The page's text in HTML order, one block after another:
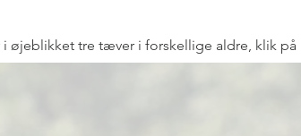
i øjeblikket tre tæver i forskellige aldre, klik